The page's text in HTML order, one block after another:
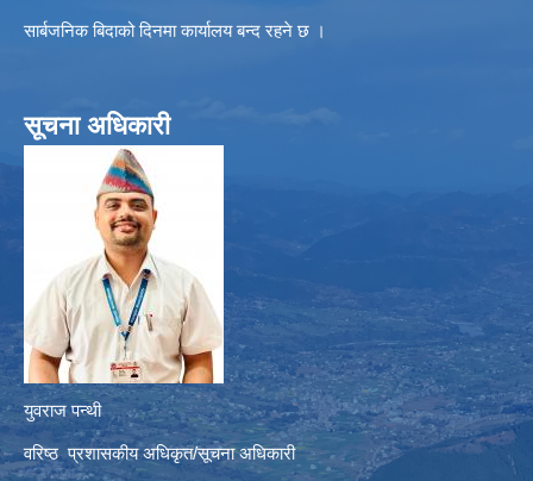
सार्बजनिक बिदाको दिनमा कार्यालय बन्द रहने छ ।
सूचना अधिकारी
युवराज पन्थी
वरिष्ठ प्रशासकीय अधिकृत/सूचना अधिकारी